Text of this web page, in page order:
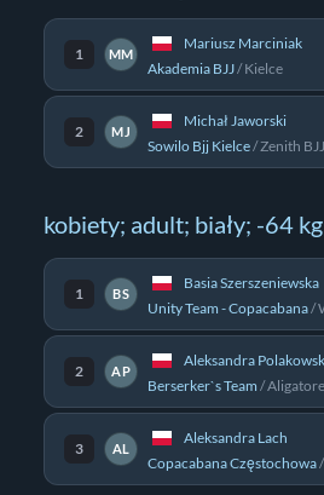
1 MM
Mariusz Marciniak
Akademia BJJ/Kielce
2 MJ
Michał Jaworski
Sowilo Bjj Kielce/Zenith BJJ
kobiety; adult; biały; -64 kg
1 BS
Basia Szerszeniewska
Unity Team - Copacabana/
2 AP
Aleksandra
Berserker`s Team /
3 AL
Aleksandra Lach
Copacabana Częstochowa/